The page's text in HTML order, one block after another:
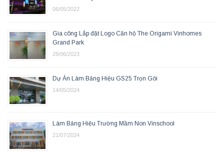
06/05/2022
Gia công Lắp đặt Logo Căn hộ The Origami Vinhomes
Grand Park
28/06/2023
Dự Án Làm Bảng Hiệu GS25 Trọn Gói
14/05/2024
Làm Bảng Hiệu Trường Mầm Non Vinschool
21/07/2024